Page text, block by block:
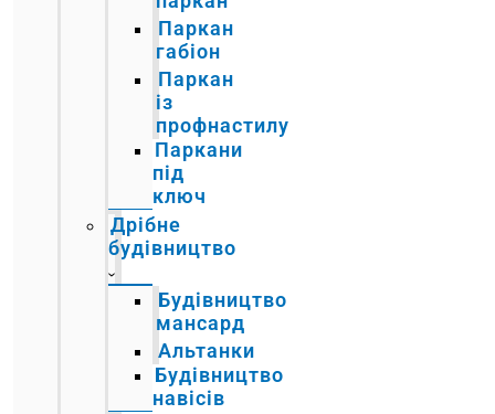
Паркан
габіон
Паркан
із
профнастилу
Паркани
під
ключ
Дрібне
будівництво
Будівництво
мансард
Альтанки
Будівництво
навісів